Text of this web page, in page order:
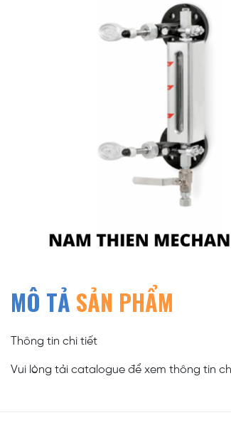
MÔ TẢ SẢN PHẨM
Thông tin chi tiết
Vui lòng tải catalogue để xem thông tin